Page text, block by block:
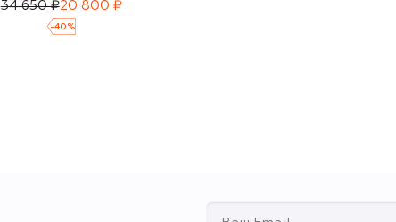
34 650 ₽20 800 ₽
-40 %